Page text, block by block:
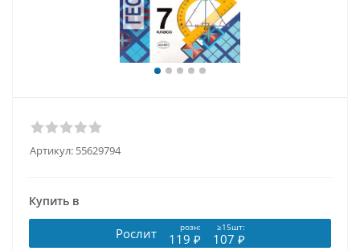
Артикул: 55629794
Купить в
Рослит розн: ≥15шт:
119 ₽ 107 ₽